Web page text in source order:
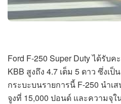
Ford F-250 Super Duty ได้รับ
KBB สูงถึง 4.7 เต็ม 5 ดาว ซึ่งเ
กระบะบนรายการนี้ F-250 นำเ
จูงที่ 15,000 ปอนด์ และความจุ